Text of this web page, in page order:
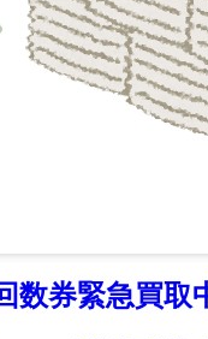
数券緊急買取